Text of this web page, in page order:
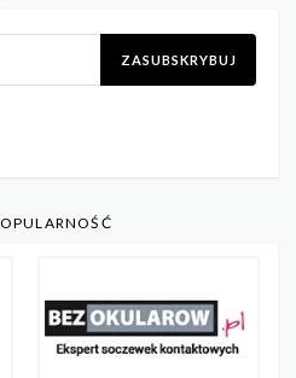
ZASUBSKRYBUJ